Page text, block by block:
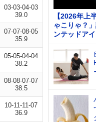
03-03-04-03
39.0
07-07-08-05
35.9
05-05-04-04
38.2
08-08-07-07
38.5
10-11-11-07
36.9
【2026年上
ゃこりゃ？
ンテッドア